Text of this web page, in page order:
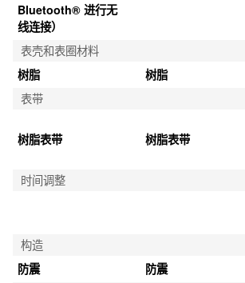
Bluetooth® 进行无
线连接）
表壳和表圈材料
树脂
树脂
表带
树脂表带 树脂表带
时间调整
构造
防震
防震